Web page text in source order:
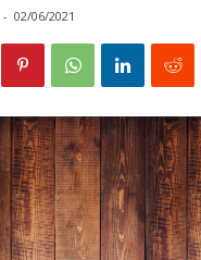
- 02/06/2021